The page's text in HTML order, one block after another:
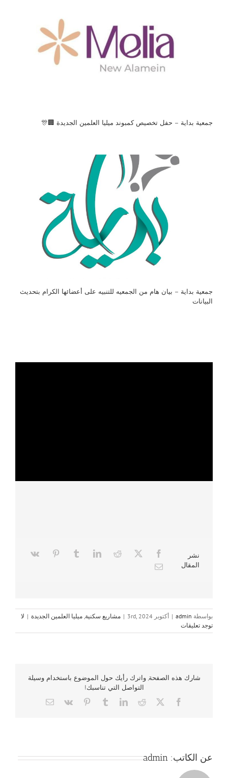
جمعية بداية – حفل تخصيص كمبوند ميليا العلمين الجديدة 🏢🎊
جمعية بداية – بيان هام من الجمعيه للتنبيه على أعضائها الكرام بتحديث
البيانات
نشر
المقال
بواسطة admin
| أكتوبر 3rd, 2024 | مشاريع سكنية, ميليا العلمين الجديدة | لا
توجد تعليقات
شارك هذه الصفحة, واترك رأيك حول الموضوع باستخدام وسيلة
التواصل التي تناسبك!
Facebook
X
Reddit
LinkedIn
Tumblr
Pinterest
Vk
Email
عن الكاتب: admin